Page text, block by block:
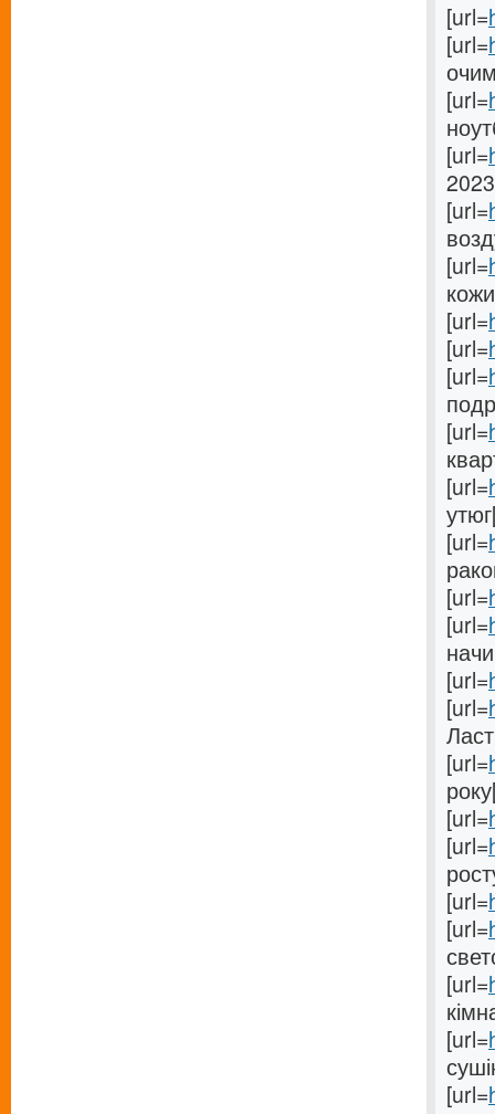
[url=
[url=
[url=
[url=
[url=
[url=
[url=
[url=
[url=
[url=
[url=
[url=
[url=
[url=
[url=
[url=
[url=
[url=
[url=
[url=
[url=
[url=
[url=
[url=